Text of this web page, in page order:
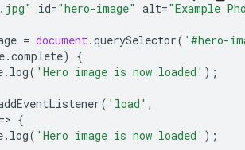
id="hero-image" alt="Example
= document.querySelector( '#hero-
.complete)
{
. log( 'Hero image is now loaded' );
( 'load' ,
=> {
. log( 'Hero image is now loaded' );